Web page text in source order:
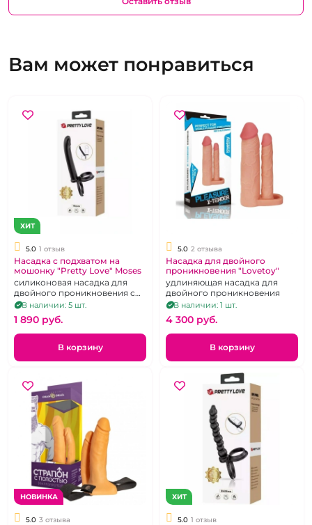
Вам может понравиться
ХИТ
5.0 1 отзыв
Насадка с подхватом на
мошонку "Pretty Love" Moses
силиконовая насадка для
двойного проникновения с
подхватом для мошонки,
гибкая, черная
В наличии: 5 шт.
1 890 pуб.
В корзину
5.0 2 отзыва
Насадка для двойного
проникновения "Lovetoy"
удлиняющая насадка для
двойного проникновения
В наличии: 1 шт.
4 300 pуб.
В корзину
НОВИНКА
5.0 3 отзыва
ХИТ
5.0 1 отзыв